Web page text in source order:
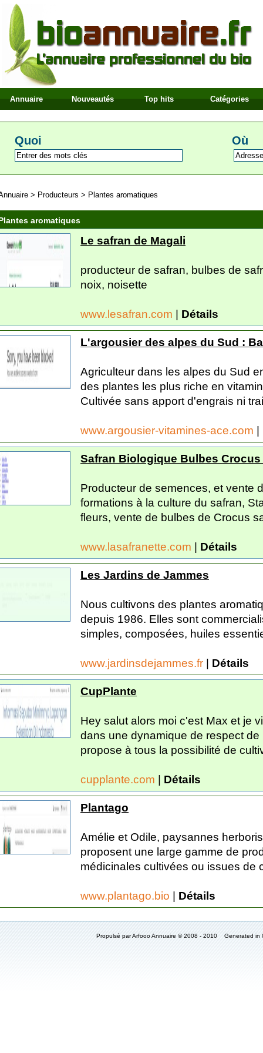
Annuaire Nouveautés Top hits Catégories
Quoi Où
> Producteurs > Plantes aromatiques
aromatiques
Le safran de Magali
producteur de safran, bulbes de
noix, noisette
www.lesafran.com | Détails
L'argousier des alpes du Sud :
Agriculteur dans les alpes du Sud
des plantes les plus riche en
Cultivée sans apport d'engrais ni
www.argousier-vitamines-ace.com |
Safran Biologique Bulbes
Producteur de semences, et vente
formations à la culture du safran,
fleurs, vente de bulbes de Crocus
www.lasafranette.com | Détails
Les Jardins de Jammes
Nous cultivons des plantes
depuis 1986. Elles sont
simples, composées, huiles
www.jardinsdejammes.fr | Détails
CupPlante
Hey salut alors moi c'est Max et je
dans une dynamique de respect
propose à tous la possibilité de
cupplante.com | Détails
Plantago
Amélie et Odile, paysannes
proposent une large gamme de
médicinales cultivées ou issues de
www.plantago.bio | Détails
Propulsé par Arfooo Annuaire © 2008 - 2010 Generated